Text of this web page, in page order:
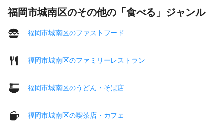
福岡市城南区のその他の「食べる」ジャンル
福岡市城南区のファストフード
福岡市城南区のファミリーレストラン
福岡市城南区のうどん・そば店
福岡市城南区の喫茶店・カフェ